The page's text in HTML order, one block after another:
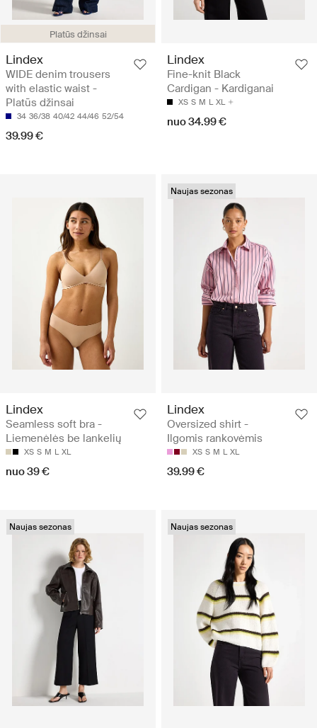
Platūs džinsai
Lindex
WIDE denim trousers
with elastic waist -
Platūs džinsai
34 36/38 40/42 44/46 52/54
39.99 €
Lindex
Fine-knit Black
Cardigan - Kardiganai
XS S M L XL
nuo 34.99 €
Lindex
Seamless soft bra -
Liemenėlės be lankelių
XS S M L XL
nuo 39 €
Naujas sezonas
Lindex
Oversized shirt -
Ilgomis rankovėmis
XS S M L XL
39.99 €
Naujas sezonas Naujas sezonas